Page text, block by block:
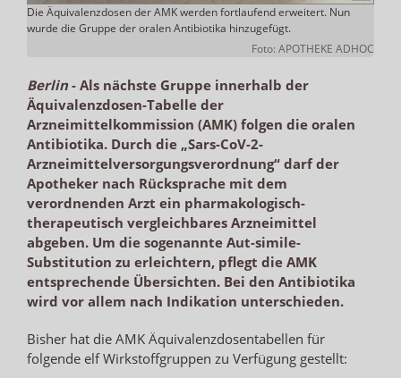
Die Äquivalenzdosen der AMK werden fortlaufend erweitert. Nun
wurde die Gruppe der oralen Antibiotika hinzugefügt.
Foto: APOTHEKE ADHOC
Berlin- Als nächste Gruppe innerhalb der
Äquivalenzdosen-Tabelle der
Arzneimittelkommission (AMK) folgen die oralen
Antibiotika. Durch die „Sars-CoV-2-
Arzneimittelversorgungsverordnung“ darf der
Apotheker nach Rücksprache mit dem
verordnenden Arzt ein pharmakologisch-
therapeutisch vergleichbares Arzneimittel
abgeben. Um die sogenannte Aut-simile-
Substitution zu erleichtern, pflegt die AMK
entsprechende Übersichten. Bei den Antibiotika
wird vor allem nach Indikation unterschieden.
Bisher hat die AMK Äquivalenzdosentabellen für
folgende elf Wirkstoffgruppen zu Verfügung gestellt: